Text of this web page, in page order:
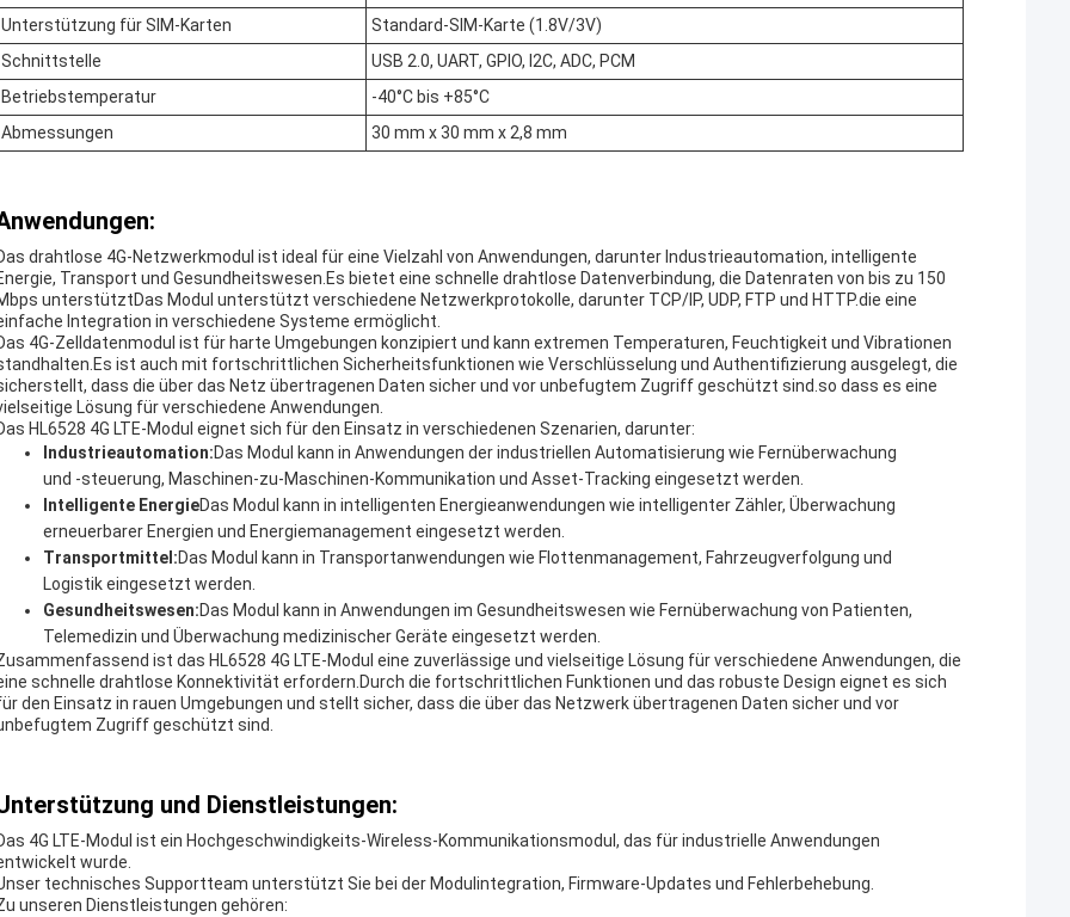
Unterstützung für SIM-Karten
Standard-SIM-Karte (1.8V/3V)
Schnittstelle
USB 2.0, UART, GPIO, I2C, ADC, PCM
Betriebstemperatur
-40°C bis +85°C
Abmessungen
30 mm x 30 mm x 2,8 mm
drahtlose 4G-Netzwerkmodul ist ideal für eine Vielzahl von Anwendungen, darunter Industrieautomation, intelligente
Transport und Gesundheitswesen.Es bietet eine schnelle drahtlose Datenverbindung, die Datenraten von bis zu 150
unterstütztDas Modul unterstützt verschiedene Netzwerkprotokolle, darunter TCP/IP, UDP, FTP und HTTP.die eine
Integration in verschiedene Systeme ermöglicht.
4G-Zelldatenmodul ist für harte Umgebungen konzipiert und kann extremen Temperaturen, Feuchtigkeit und Vibrationen
ist auch mit fortschrittlichen Sicherheitsfunktionen wie Verschlüsselung und Authentifizierung ausgelegt, die
dass die über das Netz übertragenen Daten sicher und vor unbefugtem Zugriff geschützt sind.so dass es eine
Lösung für verschiedene Anwendungen.
HL6528 4G LTE-Modul eignet sich für den Einsatz in verschiedenen Szenarien, darunter:
Industrieautomation:Das Modul kann in Anwendungen der industriellen Automatisierung wie Fernüberwachung
und -steuerung, Maschinen-zu-Maschinen-Kommunikation und Asset-Tracking eingesetzt werden.
Intelligente EnergieDas Modul kann in intelligenten Energieanwendungen wie intelligenter Zähler, Überwachung
erneuerbarer Energien und Energiemanagement eingesetzt werden.
Transportmittel:Das Modul kann in Transportanwendungen wie Flottenmanagement, Fahrzeugverfolgung und
Logistik eingesetzt werden.
Gesundheitswesen:Das Modul kann in Anwendungen im Gesundheitswesen wie Fernüberwachung von Patienten,
Telemedizin und Überwachung medizinischer Geräte eingesetzt werden.
ist das HL6528 4G LTE-Modul eine zuverlässige und vielseitige Lösung für verschiedene Anwendungen, die
schnelle drahtlose Konnektivität erfordern.Durch die fortschrittlichen Funktionen und das robuste Design eignet es sich
den Einsatz in rauen Umgebungen und stellt sicher, dass die über das Netzwerk übertragenen Daten sicher und vor
Zugriff geschützt sind.
und Dienstleistungen:
4G LTE-Modul ist ein Hochgeschwindigkeits-Wireless-Kommunikationsmodul, das für industrielle Anwendungen
wurde.
technisches Supportteam unterstützt Sie bei der Modulintegration, Firmware-Updates und Fehlerbehebung.
unseren Dienstleistungen gehören: